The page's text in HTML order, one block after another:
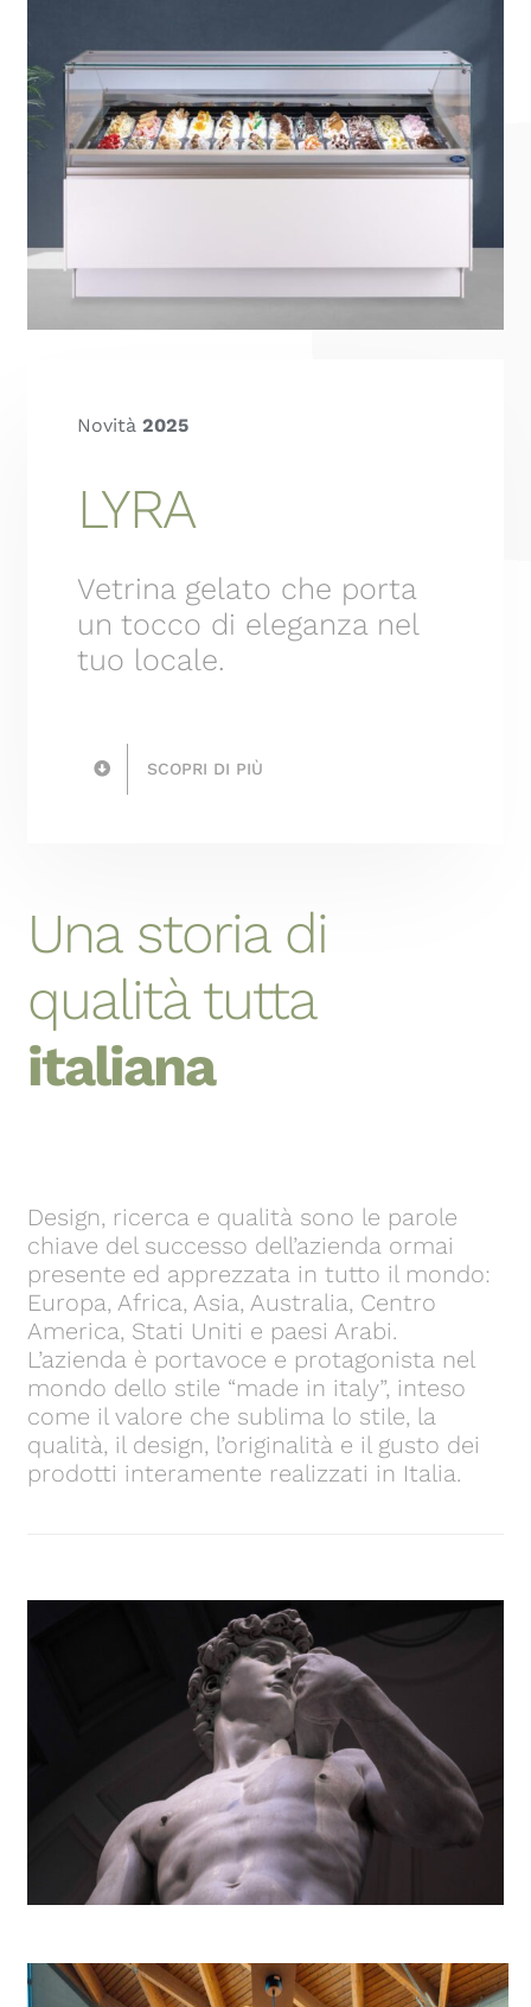
Novità2025
LYRA
Vetrina gelato che porta
un tocco di eleganza nel
tuo locale.
SCOPRI DI PIÙ
Una storia di
qualità tutta
italiana
Design, ricerca e qualità sono le parole
chiave del successo dell’azienda ormai
presente ed apprezzata in tutto il mondo:
Europa, Africa, Asia, Australia, Centro
America, Stati Uniti e paesi Arabi.
L’azienda è portavoce e protagonista nel
mondo dello stile “made in italy”, inteso
come il valore che sublima lo stile, la
qualità, il design, l’originalità e il gusto dei
prodotti interamente realizzati in Italia.